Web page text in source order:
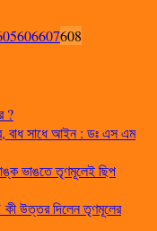
606607608
?
বাধ সাধে আইন : ডঃ এস এম
ভাঙতে তৃণমূলেই ছিপ
উত্তর দিলেন তৃণমূলের